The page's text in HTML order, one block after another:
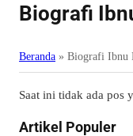
Biografi
Beranda » Biografi Ibnu
Saat ini tidak ada pos
Artikel Populer